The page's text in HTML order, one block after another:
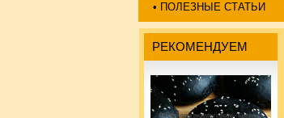
• ПОЛЕЗНЫЕ СТАТЬИ
РЕКОМЕНДУЕМ